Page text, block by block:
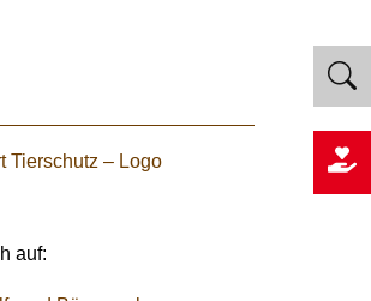
auf: